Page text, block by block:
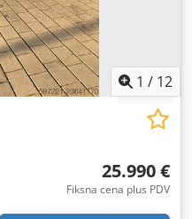
1 / 12
25.990 €
Fiksna cena plus PDV